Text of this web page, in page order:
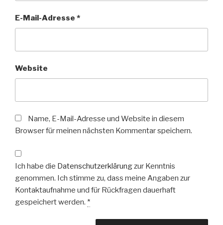
E-Mail-Adresse *
Website
Name, E-Mail-Adresse und Website in diesem
Browser für meinen nächsten Kommentar speichern.
Ich habe die Datenschutzerklärungzur Kenntnis
genommen. Ich stimme zu, dass meine Angaben zur
Kontaktaufnahme und für Rückfragen dauerhaft
gespeichert werden. *